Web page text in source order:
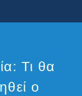
Τι θα
ο